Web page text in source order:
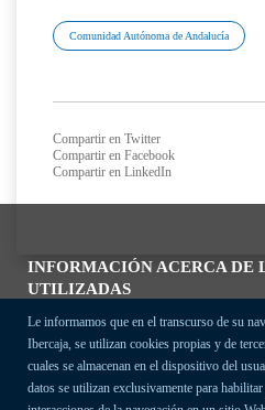
INFORMACIÓN ACERCA DE
UTILIZADAS
Le informamos que en el transcurso de su
Ibercaja, se utilizan cookies propias y de
cuales se almacenan en el dispositivo del
datos se utilizan exclusivamente para
Comunidad Autónoma de Andalucía
Compartir en Twitter
Compartir en Facebook
Compartir en LinkedIn